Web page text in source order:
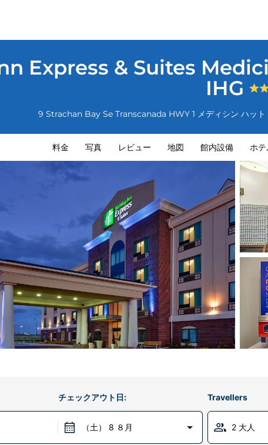
Express & Suites
IHG
9 Strachan Bay Se Transcanada HWY 1 メディシン ハット
料金 写真 レビュー 地図 館内設備 ホ
Suites Medicine Hat Transcanada Hwy 1 by IHG
チェックアウト日:
（土） 8 ８月
Travellers
2 大人